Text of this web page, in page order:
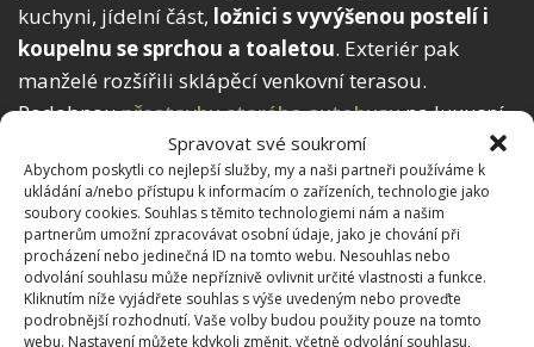
Spravovat své soukromí
Abychom poskytli co nejlepší služby, my a naši partneři používáme k
ukládání a/nebo přístupu k informacím o zařízeních, technologie jako
soubory cookies. Souhlas s těmito technologiemi nám a našim
partnerům umožní zpracovávat osobní údaje, jako je chování při
procházení nebo jedinečná ID na tomto webu. Nesouhlas nebo
odvolání souhlasu může nepříznivě ovlivnit určité vlastnosti a funkce.
Kliknutím níže vyjádřete souhlas s výše uvedeným nebo proveďte
podrobnější rozhodnutí. Vaše volby budou použity pouze na tomto
webu. Nastavení můžete kdykoli změnit, včetně odvolání souhlasu,
kuchyni, jídelní část, ložnici s vyvýšenou postelí i
koupelnu se sprchou a toaletou. Exteriér pak
manželé rozšířili sklápěcí venkovní terasou.
Podobnoupřestavbu starého autobusuna luxusní
domov mladou hudebnicí jsme BydlímeÚtulně již
také popisovali.
Zdroje:MyPositiveOutlooks,AutoEvolution